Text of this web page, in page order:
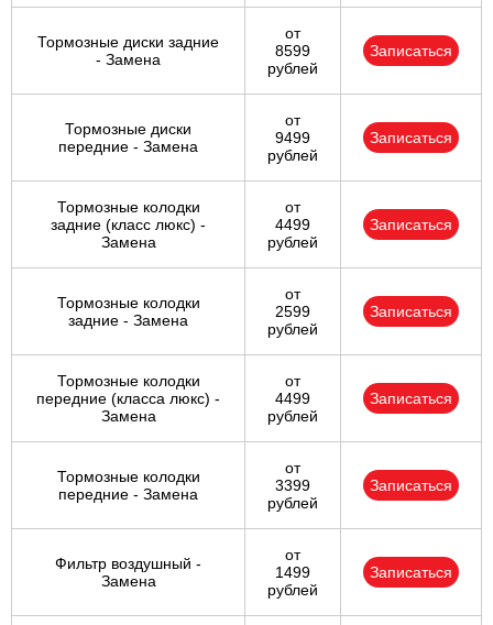
Тормозные диски задние
- Замена
от
8599
рублей
Записаться
Тормозные диски
передние - Замена
от
9499
рублей
Записаться
Тормозные колодки
задние (класс люкс) -
Замена
от
4499
рублей
Записаться
Тормозные колодки
задние - Замена
от
2599
рублей
Записаться
Тормозные колодки
передние (класса люкс) -
Замена
от
4499
рублей
Записаться
Тормозные колодки
передние - Замена
от
3399
рублей
Записаться
Фильтр воздушный -
Замена
от
1499
рублей
Записаться